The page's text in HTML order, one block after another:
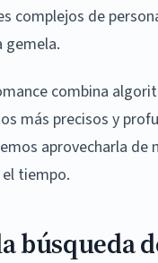
complejos de
gemela.
combina
más precisos y
aprovecharla
tiempo.
búsqueda